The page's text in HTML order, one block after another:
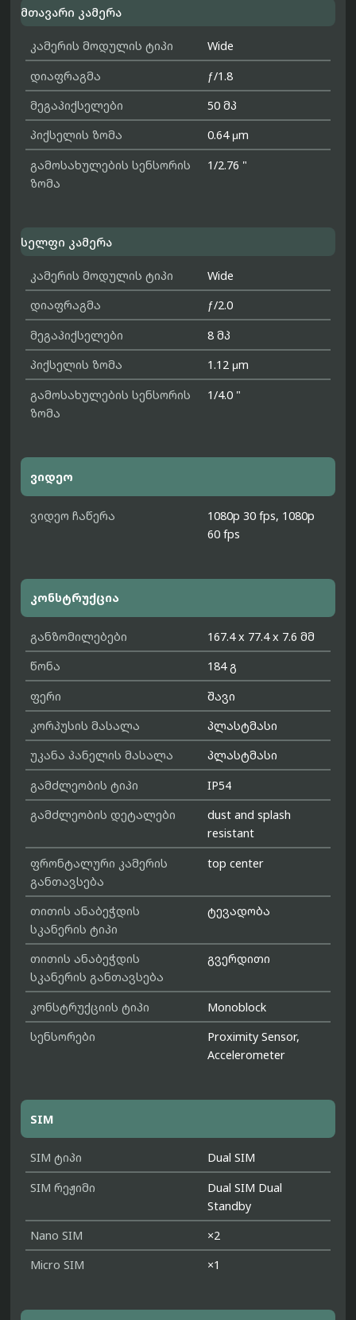
მთავარი კამერა
კამერის მოდულის ტიპი
Wide
დიაფრაგმა
ƒ/1.8
მეგაპიქსელები
50 მპ
პიქსელის ზომა
0.64 μm
გამოსახულების სენსორის
ზომა
1/2.76 "
სელფი კამერა
კამერის მოდულის ტიპი
Wide
დიაფრაგმა
ƒ/2.0
მეგაპიქსელები
8 მპ
პიქსელის ზომა
1.12 μm
გამოსახულების სენსორის
ზომა
1/4.0 "
ვიდეო
ვიდეო ჩაწერა
1080p 30 fps, 1080p
60 fps
კონსტრუქცია
განზომილებები
167.4 x 77.4 x 7.6 მმ
წონა
184 გ
ფერი
შავი
კორპუსის მასალა
პლასტმასი
უკანა პანელის მასალა
პლასტმასი
გამძლეობის ტიპი
IP54
გამძლეობის დეტალები
dust and splash
resistant
ფრონტალური კამერის
განთავსება
top center
თითის ანაბეჭდის
სკანერის ტიპი
ტევადობა
თითის ანაბეჭდის
სკანერის განთავსება
გვერდითი
კონსტრუქციის ტიპი
Monoblock
სენსორები
Proximity Sensor,
Accelerometer
SIM
SIM ტიპი
Dual SIM
SIM რეჟიმი
Dual SIM Dual
Standby
Nano SIM
×2
Micro SIM
×1